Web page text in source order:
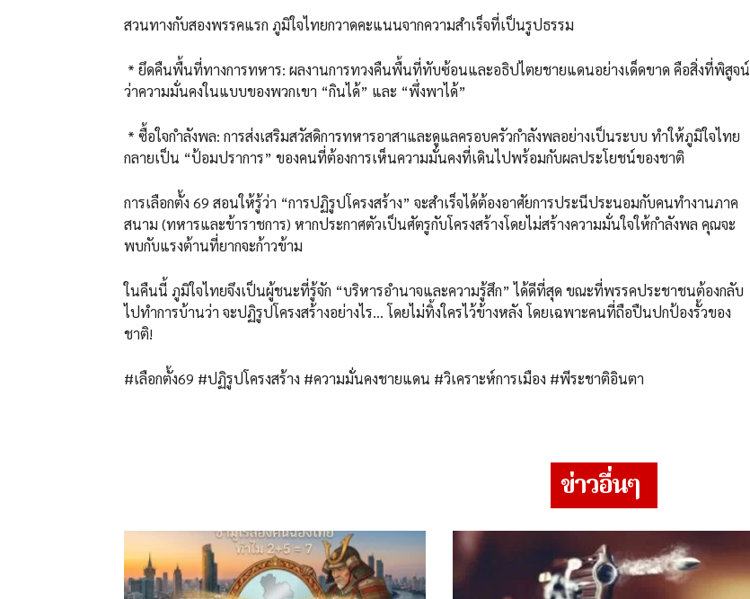
สวนทางกับสองพรรคแรก ภูมิใจไทยกวาดคะแนนจากความสำเร็จที่เป็นรูปธรรม
* ยึดคืนพื้นที่ทางการทหาร: ผลงานการทวงคืนพื้นที่ทับซ้อนและอธิปไตยชายแดนอย่างเด็ดขาด คือสิ่งที่พิสูจน์
ว่าความมั่นคงในแบบของพวกเขา “กินได้” และ “พึ่งพาได้”
* ซื้อใจกำลังพล: การส่งเสริมสวัสดิการทหารอาสาและดูแลครอบครัวกำลังพลอย่างเป็นระบบ ทำให้ภูมิใจไทย
กลายเป็น “ป้อมปราการ” ของคนที่ต้องการเห็นความมั่นคงที่เดินไปพร้อมกับผลประโยชน์ของชาติ
การเลือกตั้ง 69 สอนให้รู้ว่า “การปฏิรูปโครงสร้าง” จะสำเร็จได้ต้องอาศัยการประนีประนอมกับคนทำงานภาค
สนาม (ทหารและข้าราชการ) หากประกาศตัวเป็นศัตรูกับโครงสร้างโดยไม่สร้างความมั่นใจให้กำลังพล คุณจะ
พบกับแรงต้านที่ยากจะก้าวข้าม
ในคืนนี้ ภูมิใจไทยจึงเป็นผู้ชนะที่รู้จัก “บริหารอำนาจและความรู้สึก” ได้ดีที่สุด ขณะที่พรรคประชาชนต้องกลับ
ไปทำการบ้านว่า จะปฏิรูปโครงสร้างอย่างไร… โดยไม่ทิ้งใครไว้ข้างหลัง โดยเฉพาะคนที่ถือปืนปกป้องรั้วของ
ชาติ!
#เลือกตั้ง69 #ปฏิรูปโครงสร้าง #ความมั่นคงชายแดน #วิเคราะห์การเมือง #พีระชาติอินตา
ข่าวอื่นๆ